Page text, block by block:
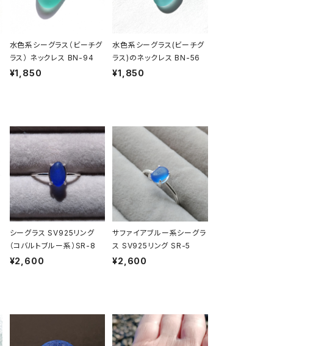
水色系シーグラス（ビーチグ
ラス） ネックレス BN-94
¥1,850
水色系シーグラス(ビーチグ
ラス)のネックレス BN-56
¥1,850
シーグラス SV925リング
（コバルトブルー系）SR-8
¥2,600
サファイアブルー系シーグラ
ス SV925リング SR-5
¥2,600